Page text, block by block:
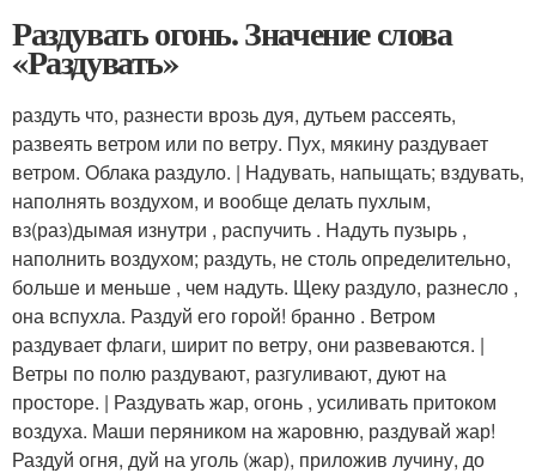
Раздувать огонь. Значение слова
«Раздувать»
раздуть что, разнести врозь дуя, дутьем рассеять,
развеять ветром или по ветру. Пух, мякину раздувает
ветром. Облака раздуло. | Надувать, напыщать; вздувать,
наполнять воздухом, и вообще делать пухлым,
вз(раз)дымая изнутри , распучить . Надуть пузырь ,
наполнить воздухом; раздуть, не столь определительно,
больше и меньше , чем надуть. Щеку раздуло, разнесло ,
она вспухла. Раздуй его горой! бранно . Ветром
раздувает флаги, ширит по ветру, они развеваются. |
Ветры по полю раздувают, разгуливают, дуют на
просторе. | Раздувать жар, огонь , усиливать притоком
воздуха. Маши перяником на жаровню, раздувай жар!
Раздуй огня, дуй на уголь (жар), приложив лучину, до